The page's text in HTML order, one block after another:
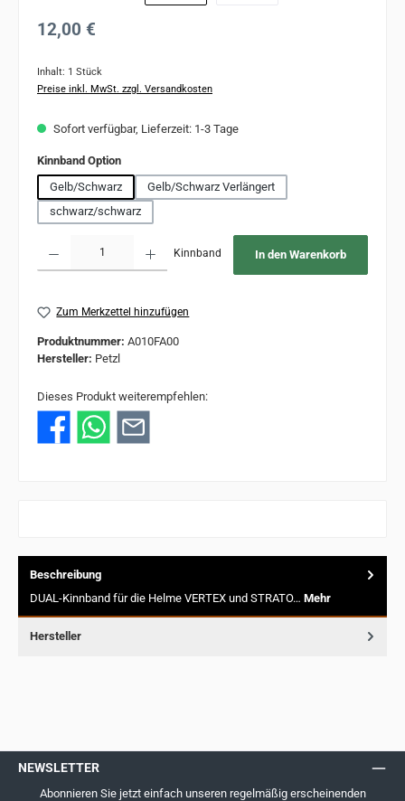
Regulärer Preis:
12,00 €
Inhalt: 1 Stück
Preise inkl. MwSt. zzgl. Versandkosten
Sofort verfügbar, Lieferzeit: 1-3 Tage
Kinnband Optionauswählen
Gelb/Schwarz
Gelb/Schwarz Verlängert
schwarz/schwarz
Kinnband In den Warenkorb
Zum Merkzettel hinzufügen
Produktnummer: A010FA00
Hersteller: Petzl
Dieses Produkt weiterempfehlen:
Beschreibung
DUAL-Kinnband für die Helme VERTEX und STRATO… Mehr
Hersteller
NEWSLETTER
Abonnieren Sie jetzt einfach unseren regelmäßig erscheinenden